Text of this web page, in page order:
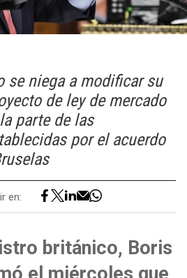
se niega a modificar su
de ley de mercado
parte de las
por el acuerdo
en:
británico, Boris